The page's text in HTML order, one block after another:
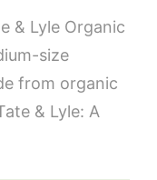
Orgânico
Tate
Lyle:
& Lyle Organic
size
from organic
& Lyle: A